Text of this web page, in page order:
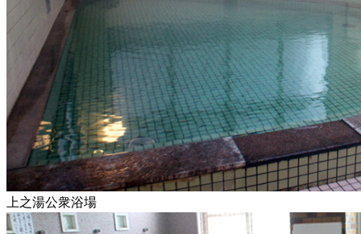
上之湯公衆浴場